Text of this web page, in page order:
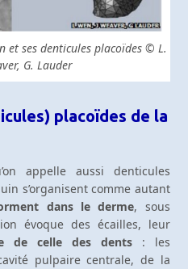
et ses denticules placoïdes © L.
G. Lauder
placoïdes de la
appelle aussi denticules
s’organisent comme autant
dans le derme, sous
évoque des écailles, leur
de celle des dents: les
pulpaire centrale, de la